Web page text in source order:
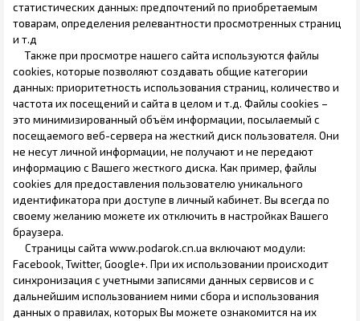
статистических данных: предпочтений по приобретаемым
товарам, определения релевантности просмотренных страниц
и т.д
Также при просмотре нашего сайта используются файлы
cookies, которые позволяют создавать общие категории
данных: приоритетность использования страниц, количество и
частота их посещений и сайта в целом и т.д. Файлы cookies –
это минимизированный объём информации, посылаемый с
посещаемого веб-сервера на жесткий диск пользователя. Они
не несут личной информации, не получают и не передают
информацию с Вашего жесткого диска. Как пример, файлы
cookies для предоставления пользователю уникального
идентификатора при доступе в личный кабинет. Вы всегда по
своему желанию можете их отключить в настройках Вашего
браузера.
Страницы сайта www.podarok.cn.ua включают модули:
Facebook, Twitter, Google+. При их использовании происходит
синхронизация с учетными записями данных сервисов и с
дальнейшим использованием ними сбора и использования
данных о правилах, которых Вы можете ознакомится на их